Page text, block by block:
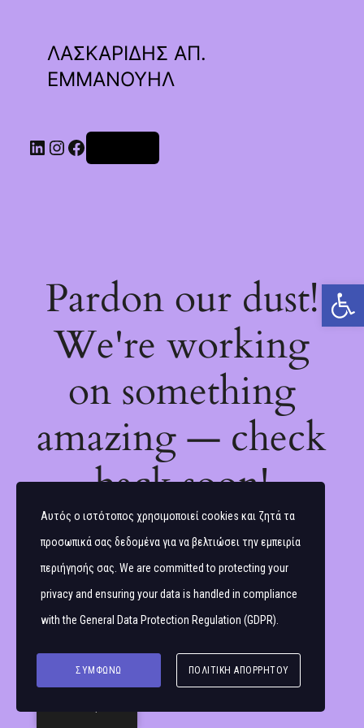
Ανοίξτε τη γραμμή εργαλείων
ΛΑΣΚΑΡΙΔΗΣ ΑΠ.
ΕΜΜΑΝΟΥΗΛ
Linkedin
Instagram
Facebook
Pardon our dust!
We're working
on something
amazing — check
back soon!
Αυτός ο ιστότοπος χρησιμοποιεί cookies και ζητά τα
προσωπικά σας δεδομένα για να βελτιώσει την εμπειρία
περιήγησής σας. We are committed to protecting your
privacy and ensuring your data is handled in compliance
with the General Data Protection Regulation (GDPR)
ΣΥΜΦΩΝΏ ΠΟΛΙΤΙΚΉ ΑΠΟΡΡΉΤΟΥ